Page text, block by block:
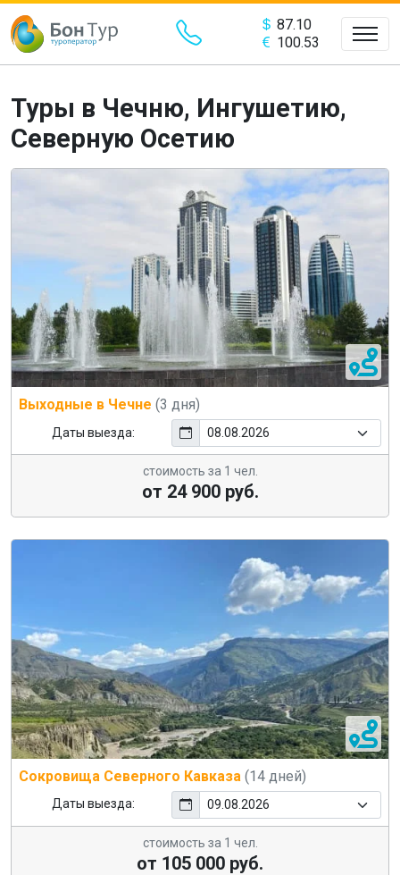
87.10
100.53
Туры в Чечню, Ингушетию,
Северную Осетию
Выходные в Чечне (3 дня)
Даты выезда:
стоимость за 1 чел.
от 24 900 руб.
Сокровища Северного Кавказа (14 дней)
Даты выезда:
стоимость за 1 чел.
от 105 000 руб.